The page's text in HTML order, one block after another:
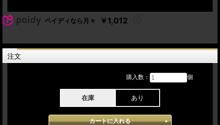
Bob Dylan - Rough and Rowdy Ways Tour 2024最終日 ロンドン3公演 11月14日
トながら各日において楽曲のアレンジメントを変え3公演全てにおいてとても新鮮
味と驚きの感じられるライブとなっており空気感の違いや当日のリアリティ等楽し
む事ができディラン自体もいつもと変わらずの世界観が感じられ素晴らしいライブ
リアー感も問題なく安定した高音質で堪能できとても聴きやすい仕上がりとなって
ペイディなら月々 ￥1,012
注文
購入数： 個
在庫 あり